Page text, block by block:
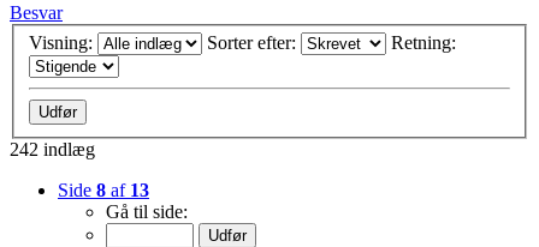
Besvar
Visning:
Sorter efter: Retning:
242 indlæg
Side 8 af 13
Gå til side: